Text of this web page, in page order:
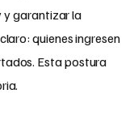
y garantizar la
quienes ingresen
Esta postura